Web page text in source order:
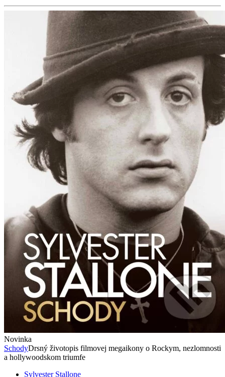
Novinka
SchodyDrsný životopis filmovej megaikony o Rockym, nezlomnosti
a hollywoodskom triumfe
Sylvester Stallone